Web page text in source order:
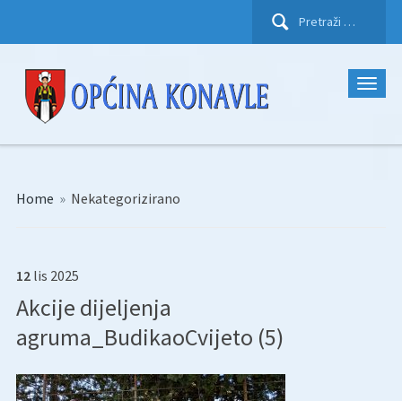
Pretraži:
Home » Nekategorizirano
12 lis 2025
Akcije dijeljenja
agruma_BudikaoCvijeto (5)